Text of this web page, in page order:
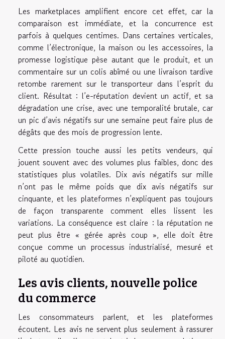
Les marketplaces amplifient encore cet effet, car la
comparaison est immédiate, et la concurrence est
parfois à quelques centimes. Dans certaines verticales,
comme l’électronique, la maison ou les accessoires, la
promesse logistique pèse autant que le produit, et un
commentaire sur un colis abîmé ou une livraison tardive
retombe rarement sur le transporteur dans l’esprit du
client. Résultat : l’e-réputation devient un actif, et sa
dégradation une crise, avec une temporalité brutale, car
un pic d’avis négatifs sur une semaine peut faire plus de
dégâts que des mois de progression lente.
Cette pression touche aussi les petits vendeurs, qui
jouent souvent avec des volumes plus faibles, donc des
statistiques plus volatiles. Dix avis négatifs sur mille
n’ont pas le même poids que dix avis négatifs sur
cinquante, et les plateformes n’expliquent pas toujours
de façon transparente comment elles lissent les
variations. La conséquence est claire : la réputation ne
peut plus être « gérée après coup », elle doit être
conçue comme un processus industrialisé, mesuré et
piloté au quotidien.
Les avis clients, nouvelle police
du commerce
Les consommateurs parlent, et les plateformes
écoutent. Les avis ne servent plus seulement à rassurer